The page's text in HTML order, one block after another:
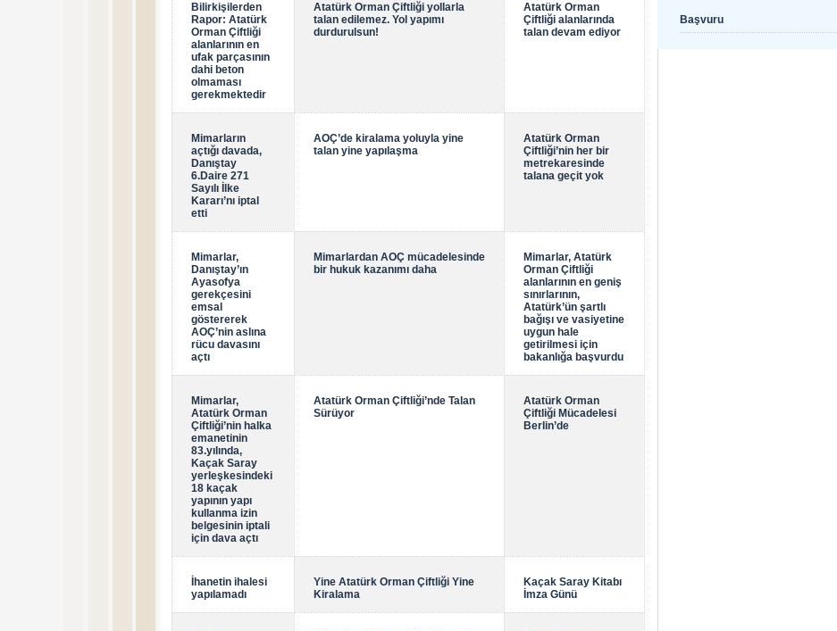
Bilirkişilerden
Rapor: Atatürk
Orman Çiftliği
alanlarının en
ufak parçasının
dahi beton
olmaması
gerekmektedir
Atatürk Orman Çiftliği yollarla
talan edilemez. Yol yapımı
durdurulsun!
Atatürk Orman
Çiftliği alanlarında
talan devam ediyor
Mimarların
açtığı davada,
Danıştay
6.Daire 271
Sayılı İlke
Kararı’nı iptal
etti
AOÇ’de kiralama yoluyla yine
talan yine yapılaşma
Atatürk Orman
Çiftliği’nin her bir
metrekaresinde
talana geçit yok
Mimarlar,
Danıştay’ın
Ayasofya
gerekçesini
emsal
göstererek
AOÇ’nin aslına
rücu davasını
açtı
Mimarlardan AOÇ mücadelesinde
bir hukuk kazanımı daha
Mimarlar, Atatürk
Orman Çiftliği
alanlarının en geniş
sınırlarının,
Atatürk’ün şartlı
bağışı ve vasiyetine
uygun hale
getirilmesi için
bakanlığa başvurdu
Mimarlar,
Atatürk Orman
Çiftliği’nin halka
emanetinin
83.yılında,
Kaçak Saray
yerleşkesindeki
18 kaçak
yapının yapı
kullanma izin
belgesinin iptali
için dava açtı
Atatürk Orman Çiftliği’nde Talan
Sürüyor
Atatürk Orman
Çiftliği Mücadelesi
Berlin’de
İhanetin ihalesi
yapılamadı
Yine Atatürk Orman Çiftliği Yine
Kiralama
Kaçak Saray Kitabı
İmza Günü
Başvuru